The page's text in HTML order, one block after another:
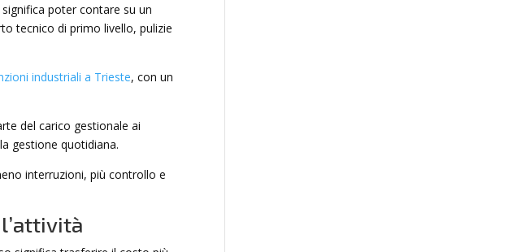
poter contare su un
tecnico di primo livello, pulizie
industriali a Trieste, con un
del carico gestionale ai
gestione quotidiana.
interruzioni, più controllo e